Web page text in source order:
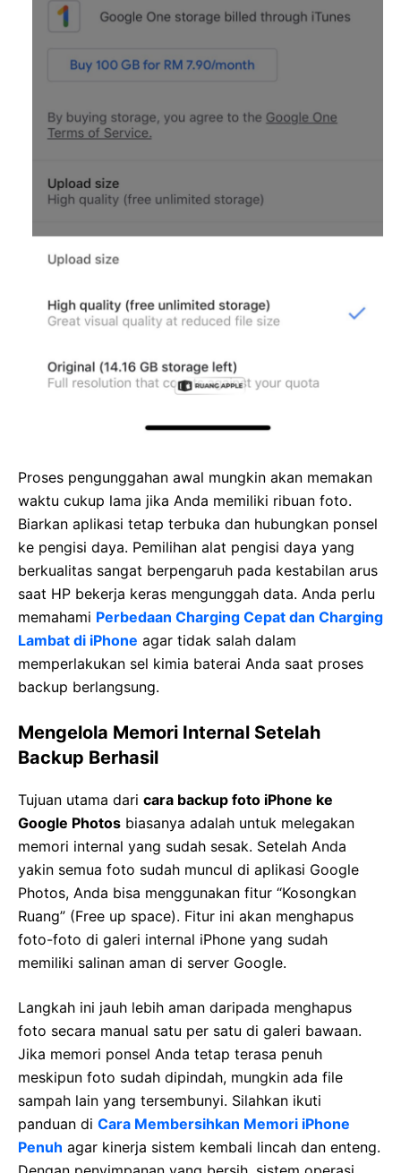
Proses pengunggahan awal mungkin akan memakan
waktu cukup lama jika Anda memiliki ribuan foto.
Biarkan aplikasi tetap terbuka dan hubungkan ponsel
ke pengisi daya. Pemilihan alat pengisi daya yang
berkualitas sangat berpengaruh pada kestabilan arus
saat HP bekerja keras mengunggah data. Anda perlu
memahami Perbedaan Charging Cepat dan Charging
Lambat di iPhone agar tidak salah dalam
memperlakukan sel kimia baterai Anda saat proses
backup berlangsung.
Mengelola Memori Internal Setelah
Backup Berhasil
Tujuan utama dari cara backup foto iPhone ke
Google Photos biasanya adalah untuk melegakan
memori internal yang sudah sesak. Setelah Anda
yakin semua foto sudah muncul di aplikasi Google
Photos, Anda bisa menggunakan fitur “Kosongkan
Ruang” (Free up space). Fitur ini akan menghapus
foto-foto di galeri internal iPhone yang sudah
memiliki salinan aman di server Google.
Langkah ini jauh lebih aman daripada menghapus
foto secara manual satu per satu di galeri bawaan.
Jika memori ponsel Anda tetap terasa penuh
meskipun foto sudah dipindah, mungkin ada file
sampah lain yang tersembunyi. Silahkan ikuti
panduan di Cara Membersihkan Memori iPhone
Penuh agar kinerja sistem kembali lincah dan enteng.